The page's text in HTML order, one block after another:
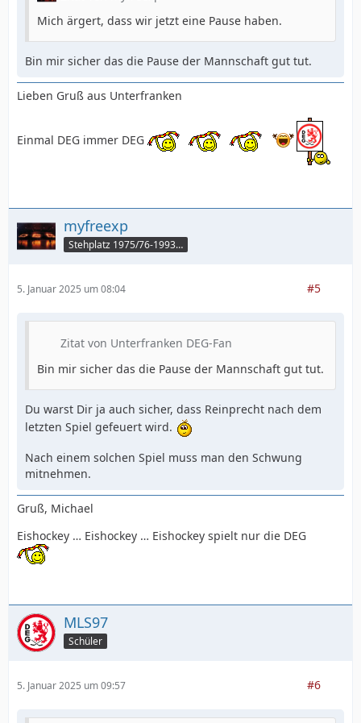
Mich ärgert, dass wir jetzt eine Pause haben.
Bin mir sicher das die Pause der Mannschaft gut tut.
Lieben Gruß aus Unterfranken
Einmal DEG immer DEG
myfreexp
Stehplatz 1975/76-1993/94
5. Januar 2025 um 08:04 #5
Zitat von Unterfranken DEG-Fan
Bin mir sicher das die Pause der Mannschaft gut tut.
Du warst Dir ja auch sicher, dass Reinprecht nach dem
letzten Spiel gefeuert wird.
Nach einem solchen Spiel muss man den Schwung
mitnehmen.
Gruß, Michael
Eishockey … Eishockey … Eishockey spielt nur die DEG
MLS97
Schüler
5. Januar 2025 um 09:57 #6